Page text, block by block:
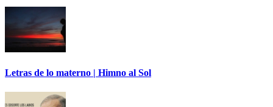
Letras de lo materno | Himno al Sol